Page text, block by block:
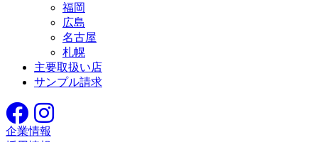
福岡
広島
名古屋
札幌
主要取扱い店
サンプル請求
企業情報